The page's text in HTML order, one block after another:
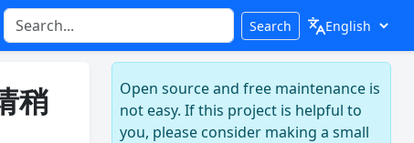
Search
稍
Open source and free maintenance is
not easy. If this project is helpful to
you, please consider making a small